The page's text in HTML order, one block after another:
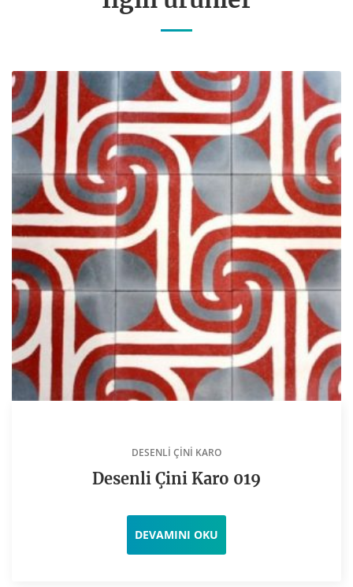
DESENLI ÇINI KARO
Desenli Çini Karo 019
DEVAMINI OKU